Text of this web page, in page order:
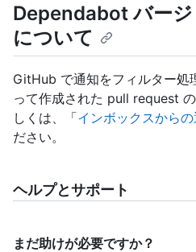
Dependabot バー
について
GitHub で通知をフィルター
って作成された pull request
しくは、「インボックスから
ださい。
ヘルプとサポート
まだ助けが必要ですか？